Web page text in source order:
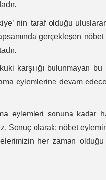
nin taraf olduğu
gerçekleşen
karşılığı bulunmayan
eylemlerine devam
eylemleri sonuna kadar
Sonuç olarak; nöbet
her zaman